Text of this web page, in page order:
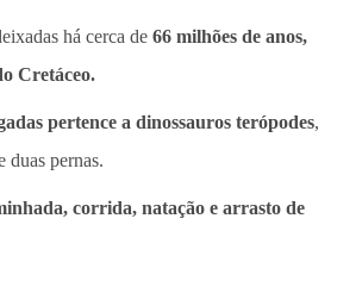
há cerca de 66 milhões de anos,
Cretáceo.
pertence a dinossauros terópodes,
duas pernas.
corrida, natação e arrasto de